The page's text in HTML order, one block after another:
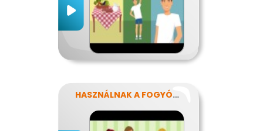
HASZNÁLNAK A FOGYÓKÚRÁK?